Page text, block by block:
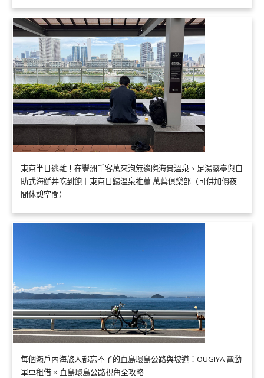
東京半日逃離！在豐洲千客萬來泡無邊際海景溫泉、足湯露臺與自
助式海鮮丼吃到飽｜東京日歸溫泉推薦 萬葉俱樂部（可供加價夜
間休憩空間）
每個瀨戶內海旅人都忘不了的直島環島公路與坡道：OUGIYA 電動
單車租借 × 直島環島公路視角全攻略